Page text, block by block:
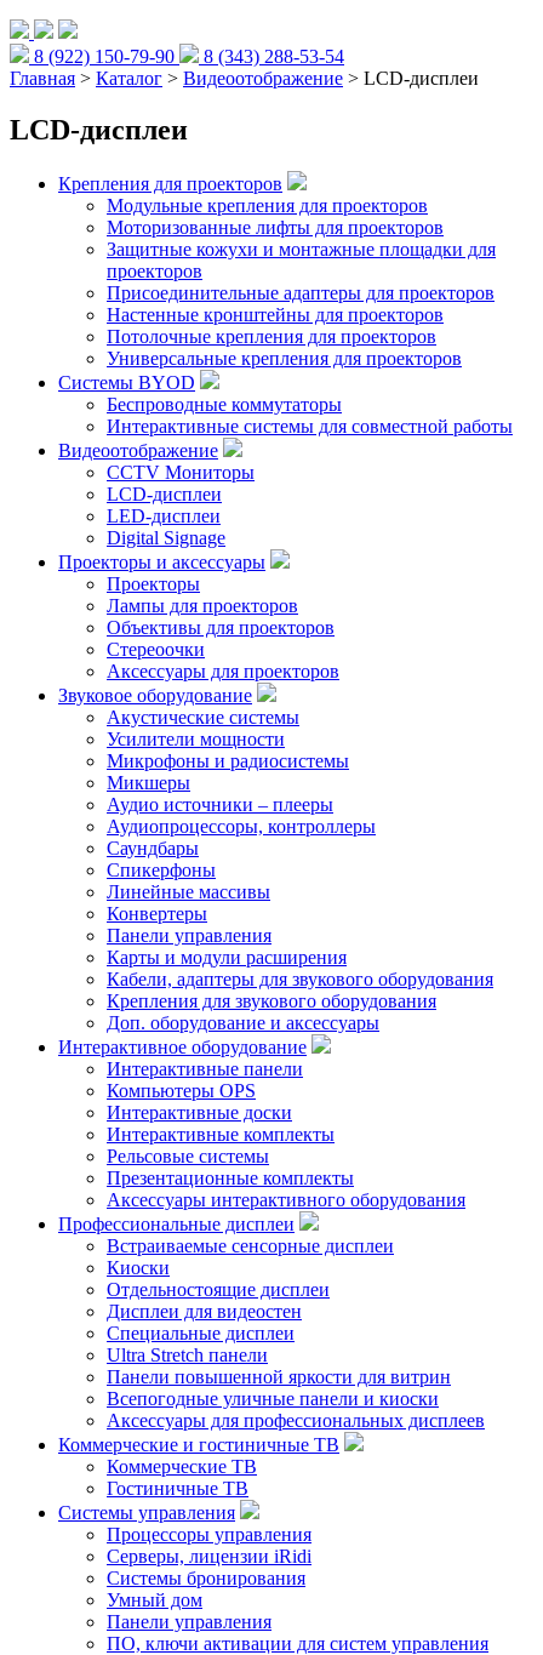
8 (922) 150-79-90
8 (343) 288-53-54
Главная > Каталог > Видеоотображение > LCD-дисплеи
LCD-дисплеи
Крепления для проекторов
Модульные крепления для проекторов
Моторизованные лифты для проекторов
Защитные кожухи и монтажные площадки для
проекторов
Присоединительные адаптеры для проекторов
Настенные кронштейны для проекторов
Потолочные крепления для проекторов
Универсальные крепления для проекторов
Системы BYOD
Беспроводные коммутаторы
Интерактивные системы для совместной работы
Видеоотображение
CCTV Мониторы
LCD-дисплеи
LED-дисплеи
Digital Signage
Проекторы и аксессуары
Проекторы
Лампы для проекторов
Объективы для проекторов
Стереоочки
Аксессуары для проекторов
Звуковое оборудование
Акустические системы
Усилители мощности
Микрофоны и радиосистемы
Микшеры
Аудио источники – плееры
Аудиопроцессоры, контроллеры
Саундбары
Спикерфоны
Линейные массивы
Конвертеры
Панели управления
Карты и модули расширения
Кабели, адаптеры для звукового оборудования
Крепления для звукового оборудования
Доп. оборудование и аксессуары
Интерактивное оборудование
Интерактивные панели
Компьютеры OPS
Интерактивные доски
Интерактивные комплекты
Рельсовые системы
Презентационные комплекты
Аксессуары интерактивного оборудования
Профессиональные дисплеи
Встраиваемые сенсорные дисплеи
Киоски
Отдельностоящие дисплеи
Дисплеи для видеостен
Специальные дисплеи
Ultra Stretch панели
Панели повышенной яркости для витрин
Всепогодные уличные панели и киоски
Аксессуары для профессиональных дисплеев
Коммерческие и гостиничные ТВ
Коммерческие ТВ
Гостиничные ТВ
Системы управления
Процессоры управления
Серверы, лицензии iRidi
Системы бронирования
Умный дом
Панели управления
ПО, ключи активации для систем управления